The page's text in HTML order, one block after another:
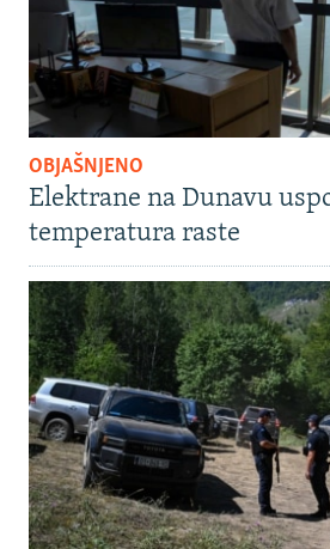
OBJAŠNJENO
Elektrane na Dunavu
temperatura raste